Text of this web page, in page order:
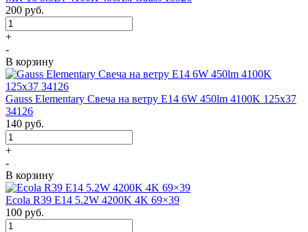
200 руб.
+
-
В корзину
Gauss Elementary Свеча на ветру E14 6W 450lm 4100K 125х37
34126
140 руб.
+
-
В корзину
Ecola R39 E14 5.2W 4200K 4K 69×39
100 руб.